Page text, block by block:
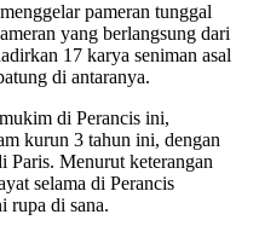
pameran tunggal
yang berlangsung dari
17 karya seniman asal
di antaranya.
di Perancis ini,
kurun 3 tahun ini, dengan
Paris. Menurut keterangan
selama di Perancis
rupa di sana.